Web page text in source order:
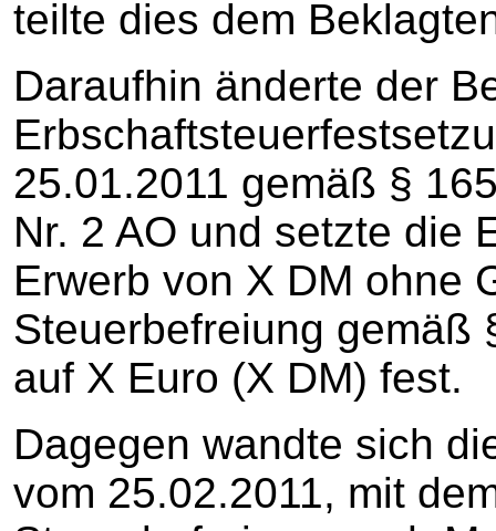
teilte dies dem
Daraufhin änderte der
25.01.2011 gemäß §
Nr. 2 AO und setzte die
Erwerb von X DM ohne
Steuerbefreiung gemäß
auf X Euro (X DM) fest.
Dagegen wandte sich
vom 25.02.2011, mit